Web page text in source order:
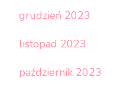
grudzień 2023
listopad 2023
październik 2023